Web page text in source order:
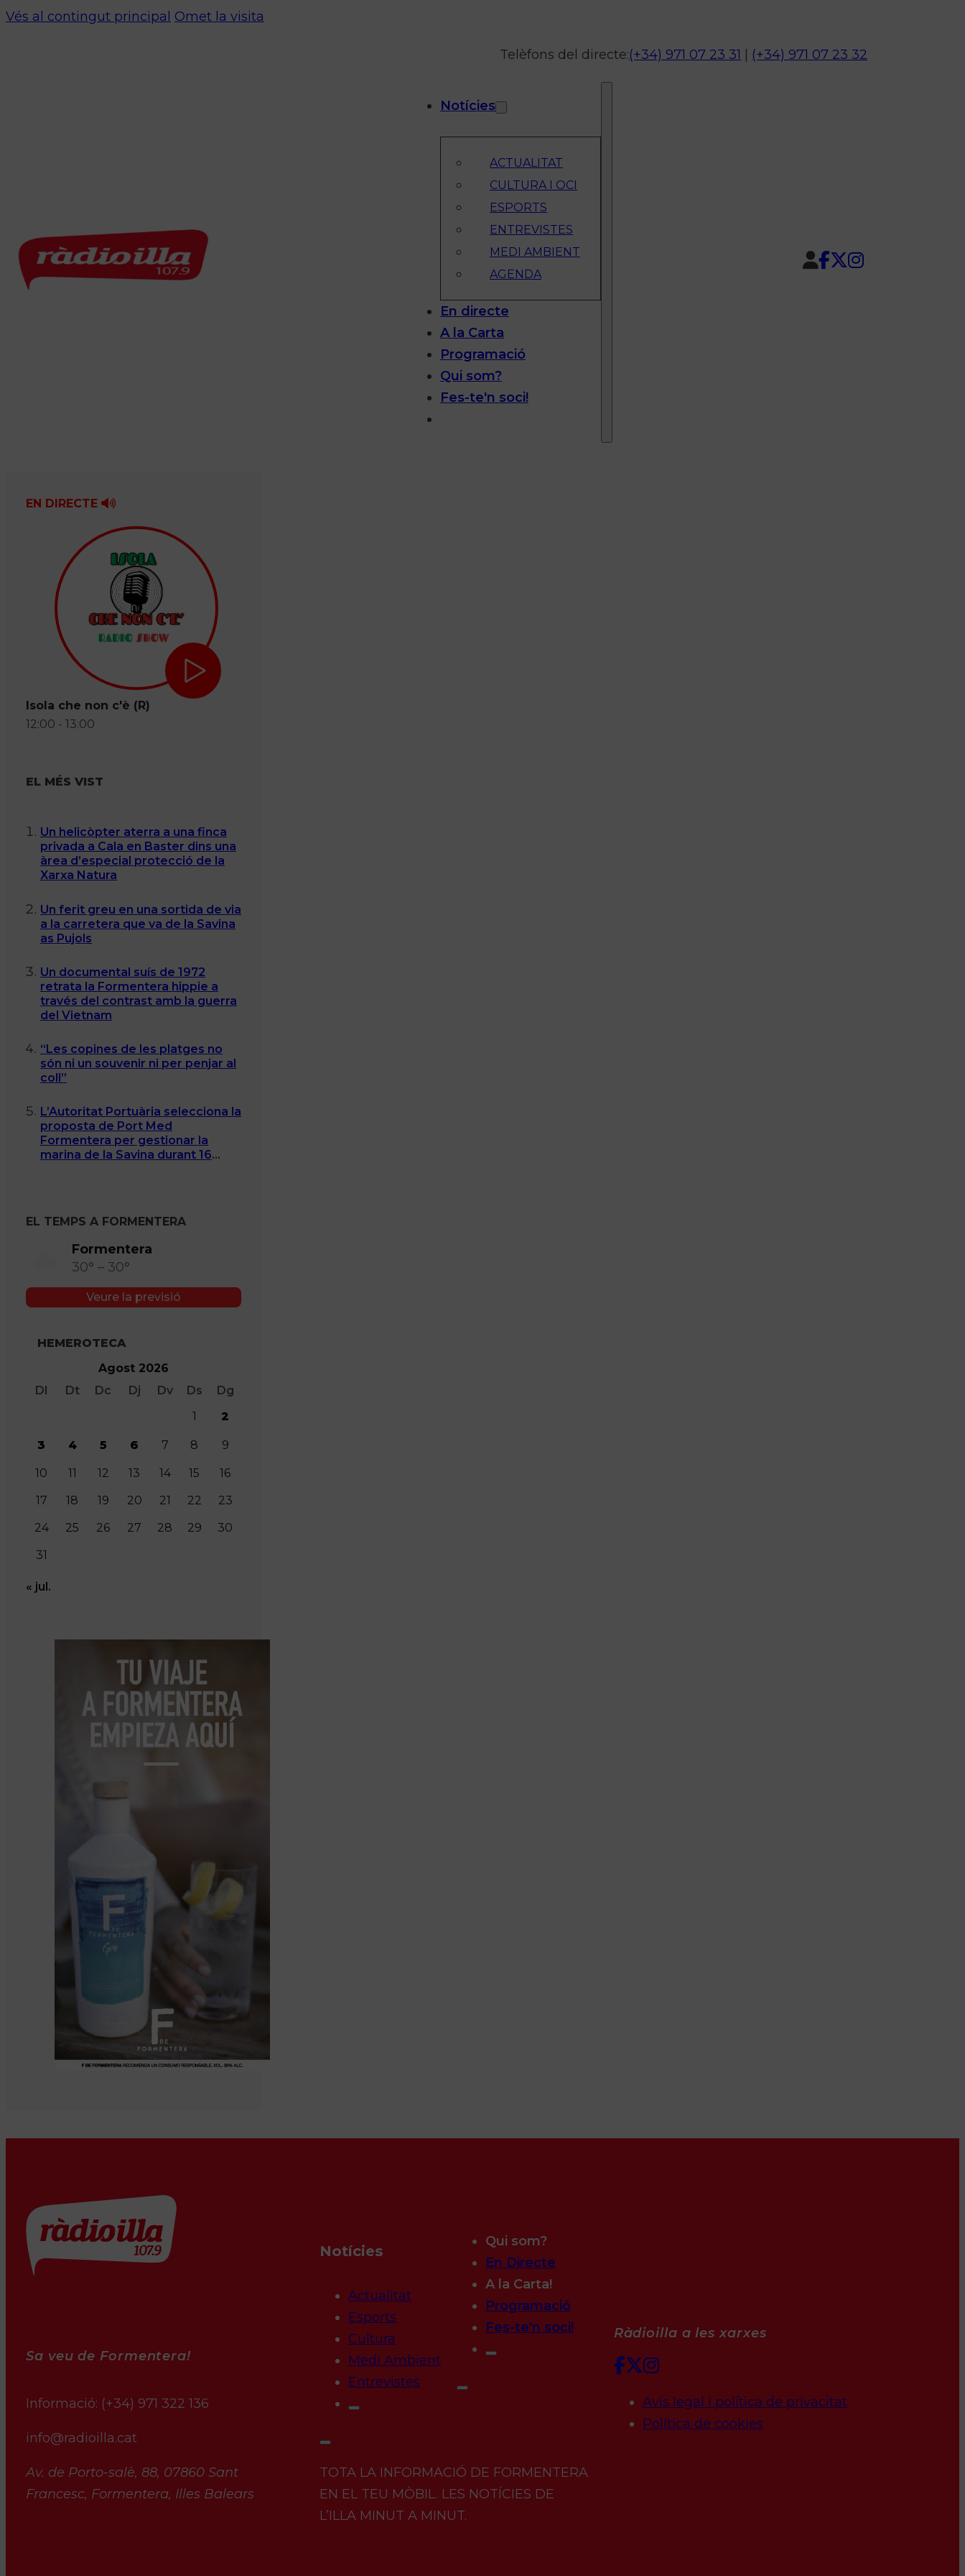
Vés al contingut principal Omet la visita
Telèfons del directe:(+34) 971 07 23 31 (+34) 971 07 23 32
Notícies
ACTUALITAT
CULTURA I OCI
ESPORTS
ENTREVISTES
MEDI AMBIENT
AGENDA
En directe
A la Carta
Programació
Qui som?
Fes-te'n soci!
EN DIRECTE
Isola che non c'è (R)
12:00 - 13:00
EL MÉS VIST
Un helicòpter aterra a una finca
privada a Cala en Baster dins una
àrea d’especial protecció de la
Xarxa Natura
Un ferit greu en una sortida de via
a la carretera que va de la Savina
as Pujols
Un documental suís de 1972
retrata la Formentera hippie a
través del contrast amb la guerra
del Vietnam
“Les copines de les platges no
són ni un souvenir ni per penjar al
coll”
L’Autoritat Portuària selecciona la
proposta de Port Med
Formentera per gestionar la
marina de la Savina durant 16
EL TEMPS A FORMENTERA
Formentera
30° – 30°
Veure la previsió
HEMEROTECA
Agost 2026
Dl
Dt Dc Dj Dv Ds
Dg
1
2
3 4 5 6 7 8 9
10 11 12 13 14 15
16
17
18 19 20 21 22
23
24
25 26 27 28 29
30
31
« jul.
Sa veu de Formentera!
Informació: (+34) 971 322 136
info@radioilla.cat
Av. de Porto-salè, 88, 07860 Sant
Francesc, Formentera, Illes Balears
Notícies
Actualitat
Esports
Cultura
Medi Ambient
Entrevistes
Qui som?
En Directe
A la Carta!
Programació
Fes-te'n soci!
TOTA LA INFORMACIÓ DE FORMENTERA
EN EL TEU MÒBIL. LES NOTÍCIES DE
L’ILLA MINUT A MINUT.
Ràdioilla a les xarxes
Avís legal i política de privacitat
Política de cookies